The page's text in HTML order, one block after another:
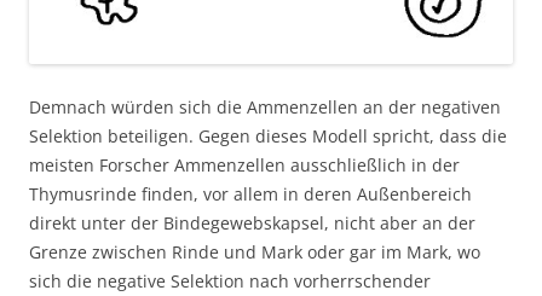
Demnach würden sich die Ammenzellen an der negativen
Selektion beteiligen. Gegen dieses Modell spricht, dass die
meisten Forscher Ammenzellen ausschließlich in der
Thymusrinde finden, vor allem in deren Außenbereich
direkt unter der Bindegewebskapsel, nicht aber an der
Grenze zwischen Rinde und Mark oder gar im Mark, wo
sich die negative Selektion nach vorherrschender